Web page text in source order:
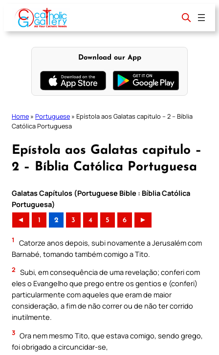
content
Download our App
Home » Portuguese » Epístola aos Galatas capitulo – 2 – Bíblia
Católica Portuguesa
Epístola aos Galatas capitulo –
2 – Bíblia Católica Portuguesa
Galatas Capítulos (Portuguese Bible : Bíblia Católica
Portuguesa)
◄ 1 2 3 4 5 6 ►
1
Catorze anos depois, subi novamente a Jerusalém com
Barnabé, tomando também comigo a Tito.
2 Subi, em consequência de uma revelação; conferi com
eles o Evangelho que prego entre os gentios e (conferi)
particularmente com aqueles que eram de maior
consideração, a fim de não correr ou de não ter corrido
inutilmente.
3 Ora nem mesmo Tito, que estava comigo, sendo grego,
foi obrigado a circuncidar-se,